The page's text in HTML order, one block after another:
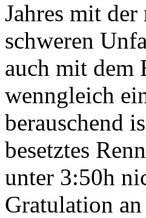
Jahres mit
schweren
auch mit dem
wenngleich
berauschend
besetztes
unter 3:50h
Gratulation